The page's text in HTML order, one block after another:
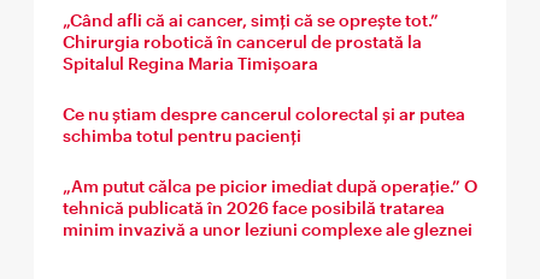
„Când afli că ai cancer, simți că se oprește tot.”
Chirurgia robotică în cancerul de prostată la
Spitalul Regina Maria Timișoara
Ce nu știam despre cancerul colorectal și ar putea
schimba totul pentru pacienți
„Am putut călca pe picior imediat după operație.” O
tehnică publicată în 2026 face posibilă tratarea
minim invazivă a unor leziuni complexe ale gleznei